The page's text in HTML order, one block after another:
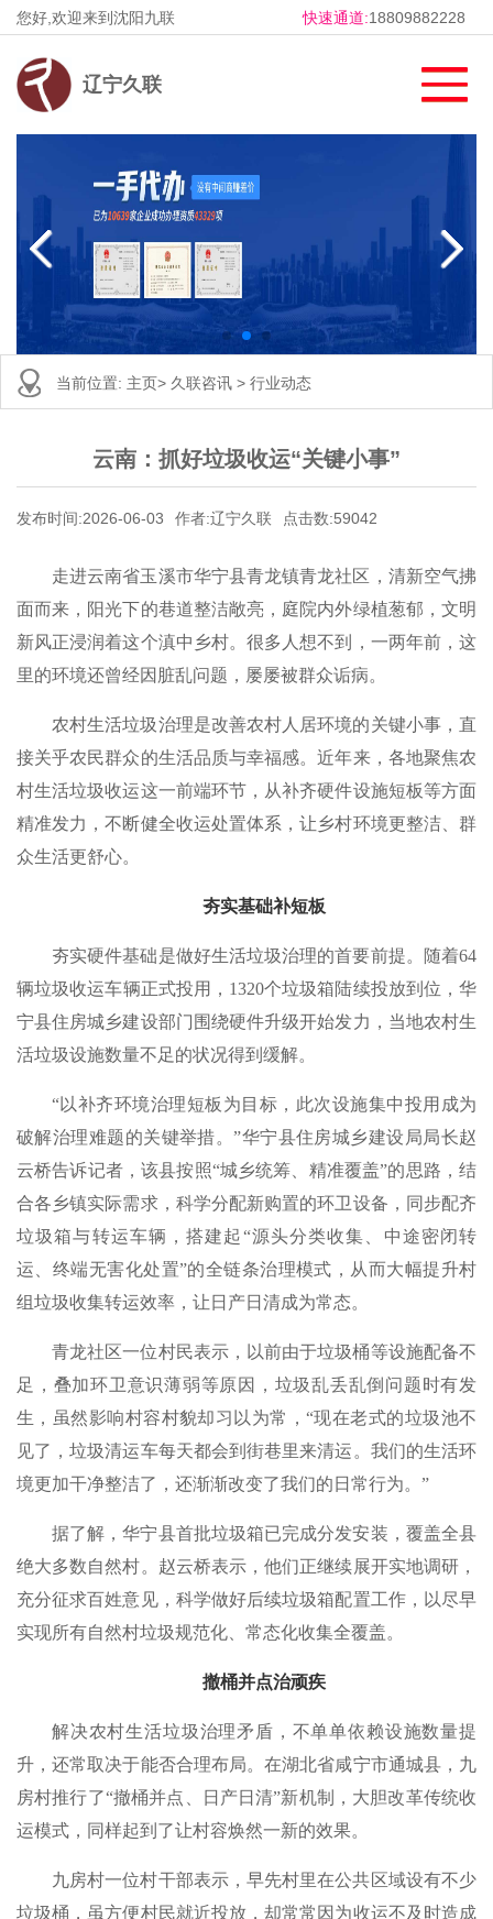
您好,欢迎来到沈阳九联 快速通道:18809882228
辽宁久联
当前位置: 主页> 久联咨讯 > 行业动态
云南：抓好垃圾收运“关键小事”
发布时间:2026-06-03 作者:辽宁久联 点击数:59042
走进云南省玉溪市华宁县青龙镇青龙社区，清新空气拂
面而来，阳光下的巷道整洁敞亮，庭院内外绿植葱郁，文明
新风正浸润着这个滇中乡村。很多人想不到，一两年前，这
里的环境还曾经因脏乱问题，屡屡被群众诟病。
农村生活垃圾治理是改善农村人居环境的关键小事，直
接关乎农民群众的生活品质与幸福感。近年来，各地聚焦农
村生活垃圾收运这一前端环节，从补齐硬件设施短板等方面
精准发力，不断健全收运处置体系，让乡村环境更整洁、群
众生活更舒心。
夯实基础补短板
夯实硬件基础是做好生活垃圾治理的首要前提。随着64
辆垃圾收运车辆正式投用，1320个垃圾箱陆续投放到位，华
宁县住房城乡建设部门围绕硬件升级开始发力，当地农村生
活垃圾设施数量不足的状况得到缓解。
“以补齐环境治理短板为目标，此次设施集中投用成为
破解治理难题的关键举措。”华宁县住房城乡建设局局长赵
云桥告诉记者，该县按照“城乡统筹、精准覆盖”的思路，结
合各乡镇实际需求，科学分配新购置的环卫设备，同步配齐
垃圾箱与转运车辆，搭建起“源头分类收集、中途密闭转
运、终端无害化处置”的全链条治理模式，从而大幅提升村
组垃圾收集转运效率，让日产日清成为常态。
青龙社区一位村民表示，以前由于垃圾桶等设施配备不
足，叠加环卫意识薄弱等原因，垃圾乱丢乱倒问题时有发
生，虽然影响村容村貌却习以为常，“现在老式的垃圾池不
见了，垃圾清运车每天都会到街巷里来清运。我们的生活环
境更加干净整洁了，还渐渐改变了我们的日常行为。”
据了解，华宁县首批垃圾箱已完成分发安装，覆盖全县
绝大多数自然村。赵云桥表示，他们正继续展开实地调研，
充分征求百姓意见，科学做好后续垃圾箱配置工作，以尽早
实现所有自然村垃圾规范化、常态化收集全覆盖。
撤桶并点治顽疾
解决农村生活垃圾治理矛盾，不单单依赖设施数量提
升，还常取决于能否合理布局。在湖北省咸宁市通城县，九
房村推行了“撤桶并点、日产日清”新机制，大胆改革传统收
运模式，同样起到了让村容焕然一新的效果。
九房村一位村干部表示，早先村里在公共区域设有不少
垃圾桶，虽方便村民就近投放，却常常因为收运不及时造成